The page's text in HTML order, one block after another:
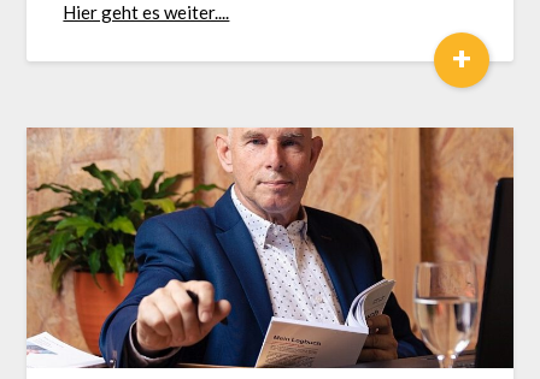
Hier geht es weiter....
+